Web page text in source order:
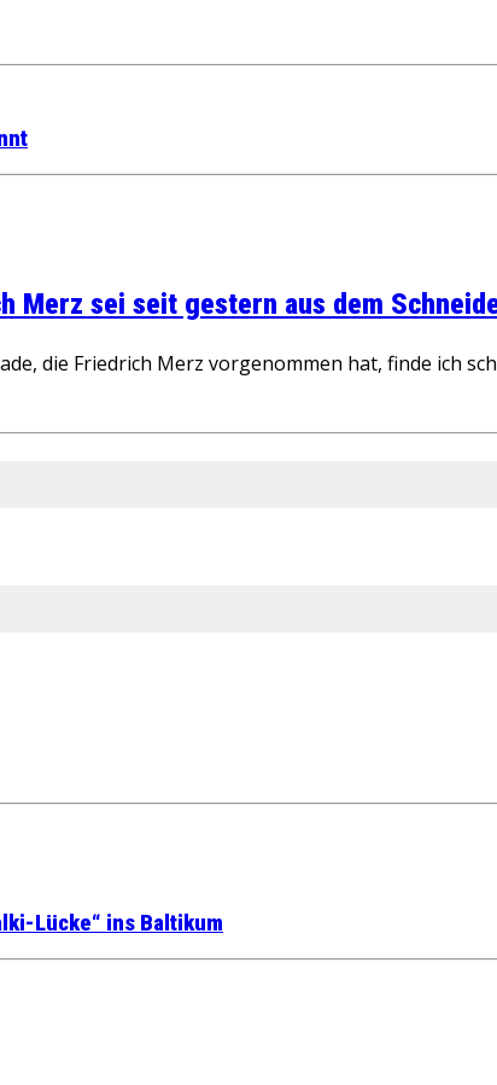
Merz sei seit gestern aus dem
die Friedrich Merz vorgenommen hat, finde ich
Lücke“ ins Baltikum